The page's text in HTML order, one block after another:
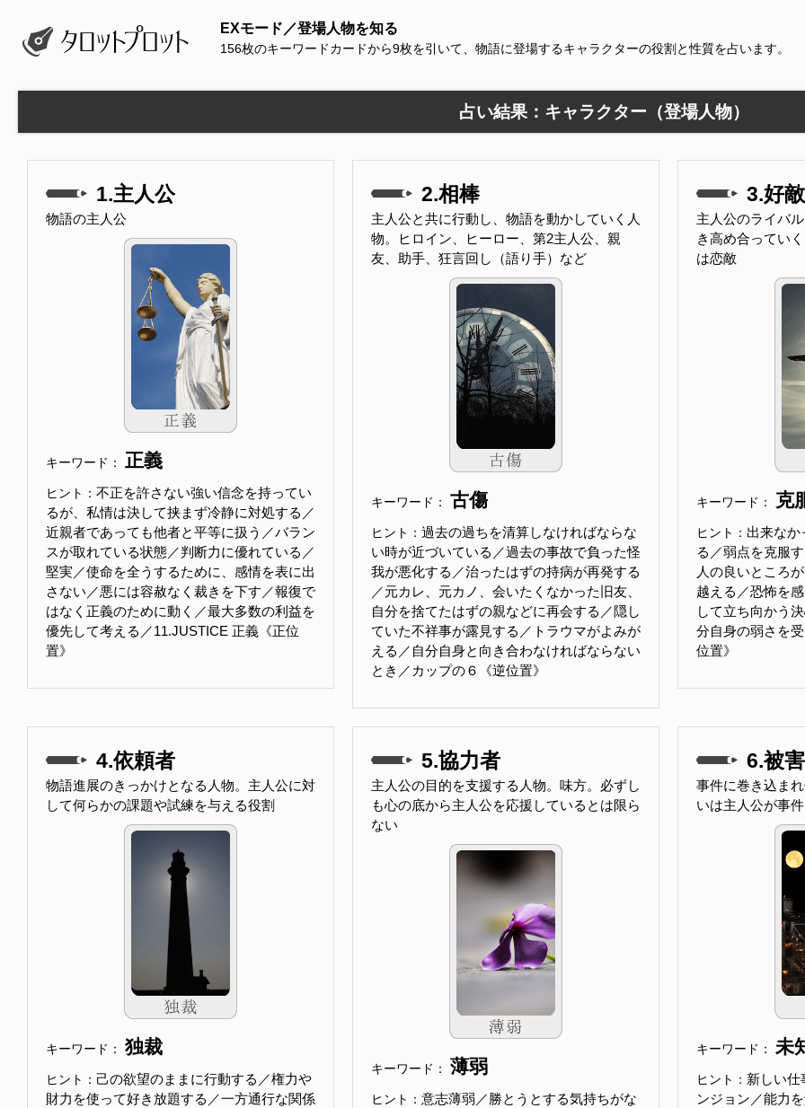
EXモード／登場人物を知る
156枚のキーワードカードから9枚を引いて、物語に登場するキャラクターの役割と性質を占います。
占い結果：キャラクター（登場人物）
1.主人公
物語の主人公
キーワード： 正義
ヒント： 不正を許さない強い信念を持ってい
るが、私情は決して挟まず冷静に対処する／
近親者であっても他者と平等に扱う／バラン
スが取れている状態／判断力に優れている／
堅実／使命を全うするために、感情を表に出
さない／悪には容赦なく裁きを下す／報復で
はなく正義のために動く／最大多数の利益を
優先して考える／11.JUSTICE 正義《正位
置》
2.相棒
主人公と共に行動し、物語を動かしていく人
物。ヒロイン、ヒーロー、第2主人公、親
友、助手、狂言回し（語り手）など
キーワード： 古傷
ヒント： 過去の過ちを清算しなければならな
い時が近づいている／過去の事故で負った怪
我が悪化する／治ったはずの持病が再発する
／元カレ、元カノ、会いたくなかった旧友、
自分を捨てたはずの親などに再会する／隠し
ていた不祥事が露見する／トラウマがよみが
える／自分自身と向き合わなければならない
とき／カップの６《逆位置》
3.好
主人公のライバ
き高め合ってい
は恋敵
キーワード： 克
ヒント： 出来なか
る／弱点を克服
人の良いところ
越える／恐怖を
して立ち向かう
分自身の弱さを
位置》
4.依頼者
物語進展のきっかけとなる人物。主人公に対
して何らかの課題や試練を与える役割
キーワード： 独裁
ヒント： 己の欲望のままに行動する／権力や
財力を使って好き放題する／一方通行な関係
5.協力者
主人公の目的を支援する人物。味方。必ずし
も心の底から主人公を応援しているとは限ら
ない
キーワード： 薄弱
ヒント： 意志薄弱／勝とうとする気持ちがな
6.被
事件に巻き込ま
いは主人公が事
キーワード： 未
ヒント： 新しい仕
ンジョン／能力